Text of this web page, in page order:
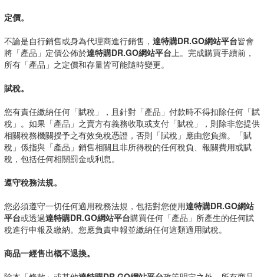
定價。
不論是自行銷售或身為代理商進行銷售， 達特購DR.GO網站平台皆會
將「產品」定價公佈於達特購DR.GO網站平台上。完成購買手續前，
所有「產品」之定價和存量皆可能隨時變更。
賦稅。
您有責任繳納任何「賦稅」，且針對「產品」付款時不得扣除任何「賦
稅」。如果「產品」之賣方有義務收取或支付「賦稅」，則除非您提供
相關稅務機關授予之有效免稅憑證，否則「賦稅」應由您負擔。「賦
稅」係指與「產品」銷售相關且非所得稅的任何稅負、報關費用或賦
稅，包括任何相關罰金或利息。
遵守稅務法規。
您必須遵守一切任何適用稅務法規，包括對您使用達特購DR.GO網站
平台或透過達特購DR.GO網站平台購買任何「產品」所產生的任何賦
稅進行申報及繳納。您應負責申報並繳納任何這類適用賦稅。
商品一經售出概不退換。